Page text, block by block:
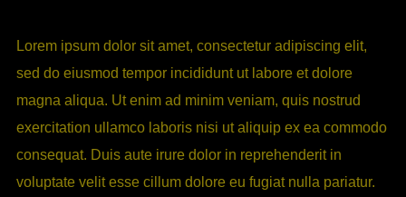
Lorem ipsum dolor sit amet, consectetur adipiscing elit,
sed do eiusmod tempor incididunt ut labore et dolore
magna aliqua. Ut enim ad minim veniam, quis nostrud
exercitation ullamco laboris nisi ut aliquip ex ea commodo
consequat. Duis aute irure dolor in reprehenderit in
voluptate velit esse cillum dolore eu fugiat nulla pariatur.